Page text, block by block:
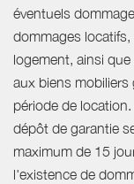
éventuels
dommages
logement, ainsi
aux biens
période de
dépôt de garantie
maximum de 15
l'existence de